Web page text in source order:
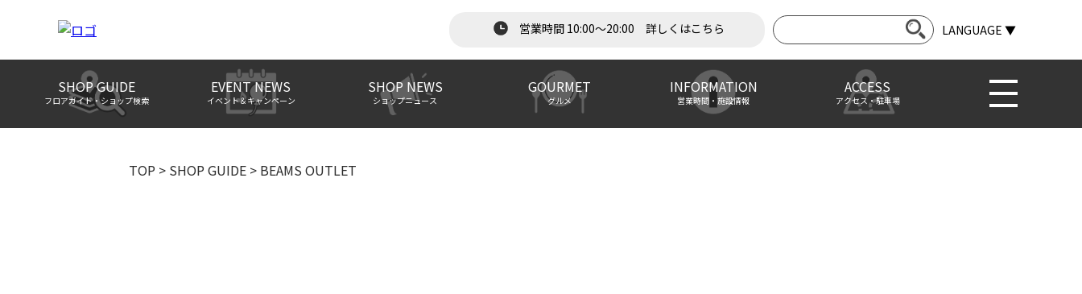
営業時間 10:00～20:00 詳しくはこちら LANGUAGE ▼
SHOP GUIDE
フロアガイド・ショップ検索
EVENT NEWS
イベント＆キャンペーン
SHOP NEWS
ショップニュース
GOURMET
グルメ
INFORMATION
営業時間・施設情報
ACCESS
アクセス・駐車場
TOP > SHOP GUIDE > BEAMS OUTLET